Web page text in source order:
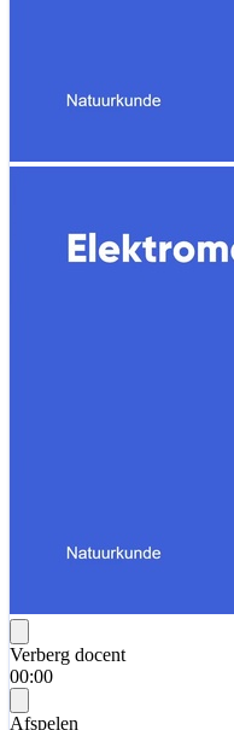
Verberg docent
00:00
Afspelen